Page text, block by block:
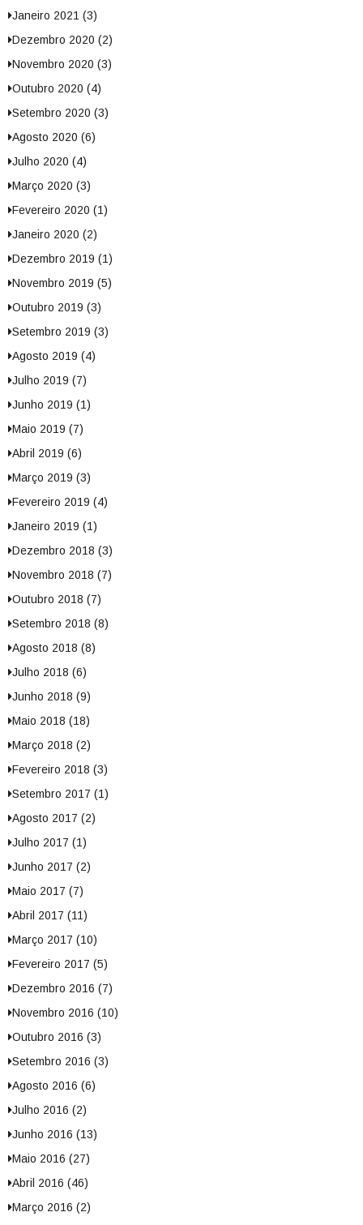
Janeiro 2021 (3)
Dezembro 2020 (2)
Novembro 2020 (3)
Outubro 2020 (4)
Setembro 2020 (3)
Agosto 2020 (6)
Julho 2020 (4)
Março 2020 (3)
Fevereiro 2020 (1)
Janeiro 2020 (2)
Dezembro 2019 (1)
Novembro 2019 (5)
Outubro 2019 (3)
Setembro 2019 (3)
Agosto 2019 (4)
Julho 2019 (7)
Junho 2019 (1)
Maio 2019 (7)
Abril 2019 (6)
Março 2019 (3)
Fevereiro 2019 (4)
Janeiro 2019 (1)
Dezembro 2018 (3)
Novembro 2018 (7)
Outubro 2018 (7)
Setembro 2018 (8)
Agosto 2018 (8)
Julho 2018 (6)
Junho 2018 (9)
Maio 2018 (18)
Março 2018 (2)
Fevereiro 2018 (3)
Setembro 2017 (1)
Agosto 2017 (2)
Julho 2017 (1)
Junho 2017 (2)
Maio 2017 (7)
Abril 2017 (11)
Março 2017 (10)
Fevereiro 2017 (5)
Dezembro 2016 (7)
Novembro 2016 (10)
Outubro 2016 (3)
Setembro 2016 (3)
Agosto 2016 (6)
Julho 2016 (2)
Junho 2016 (13)
Maio 2016 (27)
Abril 2016 (46)
Março 2016 (2)